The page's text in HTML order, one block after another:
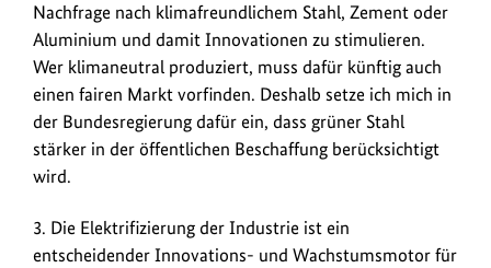
Nachfrage nach klimafreundlichem Stahl, Zement oder
Aluminium und damit Innovationen zu stimulieren.
Wer klimaneutral produziert, muss dafür künftig auch
einen fairen Markt vorfinden. Deshalb setze ich mich in
der Bundesregierung dafür ein, dass grüner Stahl
stärker in der öffentlichen Beschaffung berücksichtigt
wird.
3. Die Elektrifizierung der Industrie ist ein
entscheidender Innovations- und Wachstumsmotor für